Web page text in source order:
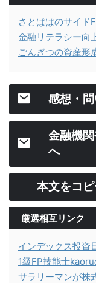
さとぱぱのサイド
金融リテラシー向
ごんぎつの資産形
感想・
金融機
へ
本文をコ
厳選相互リンク
インデックス投資
1級FP技能士
サラリーマンが株